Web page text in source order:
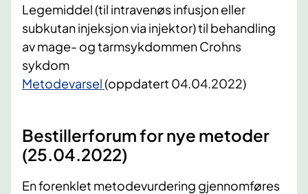
Legemiddel (til intravenøs infusjon eller
subkutan injeksjon via injektor) til behandling
av mage- og tarmsykdommen Crohns
sykdom
Metodevarsel(oppdatert 04.04.2022)
Bestillerforum for nye metoder
(25.04.2022)
En forenklet metodevurdering gjennomføres